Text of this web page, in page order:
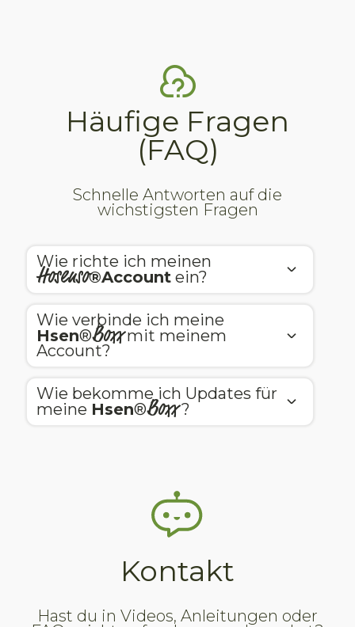
Häufige Fragen
(FAQ)
Schnelle Antworten auf die
wichstigsten Fragen
Wie richte ich meinen
Hosenso®Account ein?
Wie verbinde ich meine
Hsen®Boxxmit meinem
Account?
Wie bekomme ich Updates für
meine Hsen®Boxx?
Kontakt
Hast du in Videos, Anleitungen oder